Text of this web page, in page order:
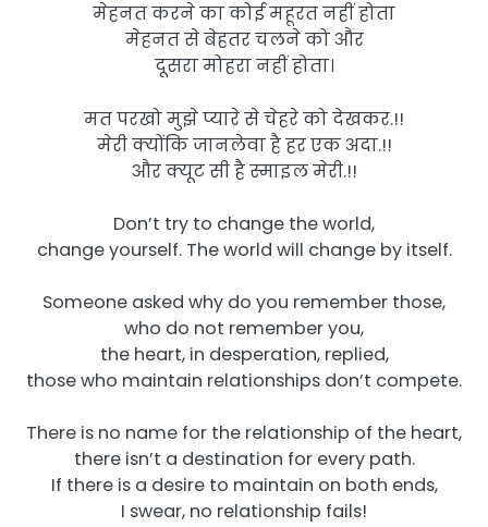
मेहनत करने का कोई महूरत नहीं होता
मेहनत से बेहतर चलने को और
दूसरा मोहरा नहीं होता।
मत परखो मुझे प्यारे से चेहरे को देखकर.!!
मेरी क्योंकि जानलेवा है हर एक अदा.!!
और क्यूट सी है स्माइल मेरी.!!
Don’t try to change the world,
change yourself. The world will change by itself.
Someone asked why do you remember those,
who do not remember you,
the heart, in desperation, replied,
those who maintain relationships don’t compete.
There is no name for the relationship of the heart,
there isn’t a destination for every path.
If there is a desire to maintain on both ends,
I swear, no relationship fails!